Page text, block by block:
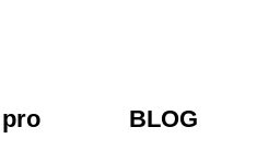
BLOG